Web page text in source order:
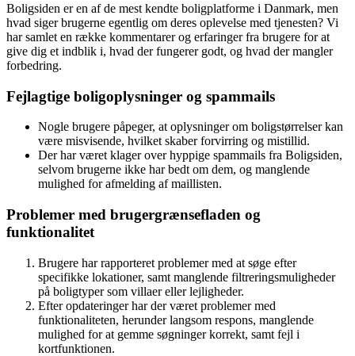
Boligsiden er en af de mest kendte boligplatforme i Danmark, men
hvad siger brugerne egentlig om deres oplevelse med tjenesten? Vi
har samlet en række kommentarer og erfaringer fra brugere for at
give dig et indblik i, hvad der fungerer godt, og hvad der mangler
forbedring.
Fejlagtige boligoplysninger og spammails
Nogle brugere påpeger, at oplysninger om boligstørrelser kan
være misvisende, hvilket skaber forvirring og mistillid.
Der har været klager over hyppige spammails fra Boligsiden,
selvom brugerne ikke har bedt om dem, og manglende
mulighed for afmelding af maillisten.
Problemer med brugergrænsefladen og
funktionalitet
Brugere har rapporteret problemer med at søge efter
specifikke lokationer, samt manglende filtreringsmuligheder
på boligtyper som villaer eller lejligheder.
Efter opdateringer har der været problemer med
funktionaliteten, herunder langsom respons, manglende
mulighed for at gemme søgninger korrekt, samt fejl i
kortfunktionen.